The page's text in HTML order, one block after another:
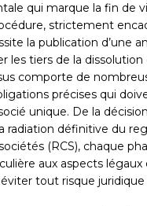
qui marque la fin de
strictement
la publication d’une
les tiers de la dissolution
comporte de
précises qui
unique. De la
radiation définitive du
(RCS), chaque
aux aspects légaux
tout risque juridique